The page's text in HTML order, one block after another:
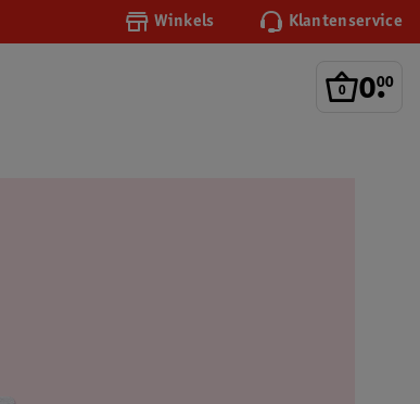
Winkels Klantenservice
0.
00